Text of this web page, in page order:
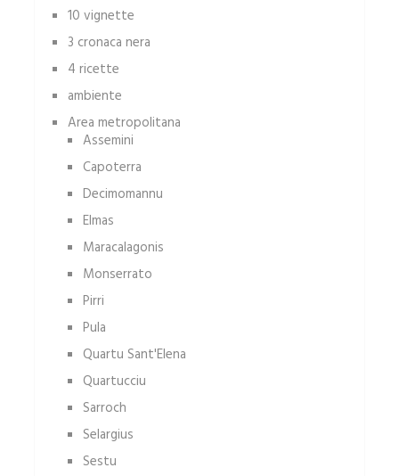
10 vignette
3 cronaca nera
4 ricette
ambiente
Area metropolitana
Assemini
Capoterra
Decimomannu
Elmas
Maracalagonis
Monserrato
Pirri
Pula
Quartu Sant'Elena
Quartucciu
Sarroch
Selargius
Sestu